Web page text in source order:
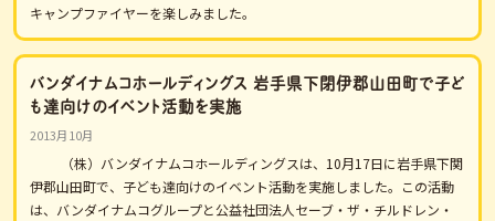
キャンプファイヤーを楽しみました。
バンダイナムコホールディングス 岩手県下閉伊郡山田町で子ど
も達向けのイベント活動を実施
2013月10月
（株）バンダイナムコホールディングスは、10月17日に岩手県下関
伊郡山田町で、子ども達向けのイベント活動を実施しました。この活動
は、バンダイナムコグループと公益社団法人セーブ・ザ・チルドレン・